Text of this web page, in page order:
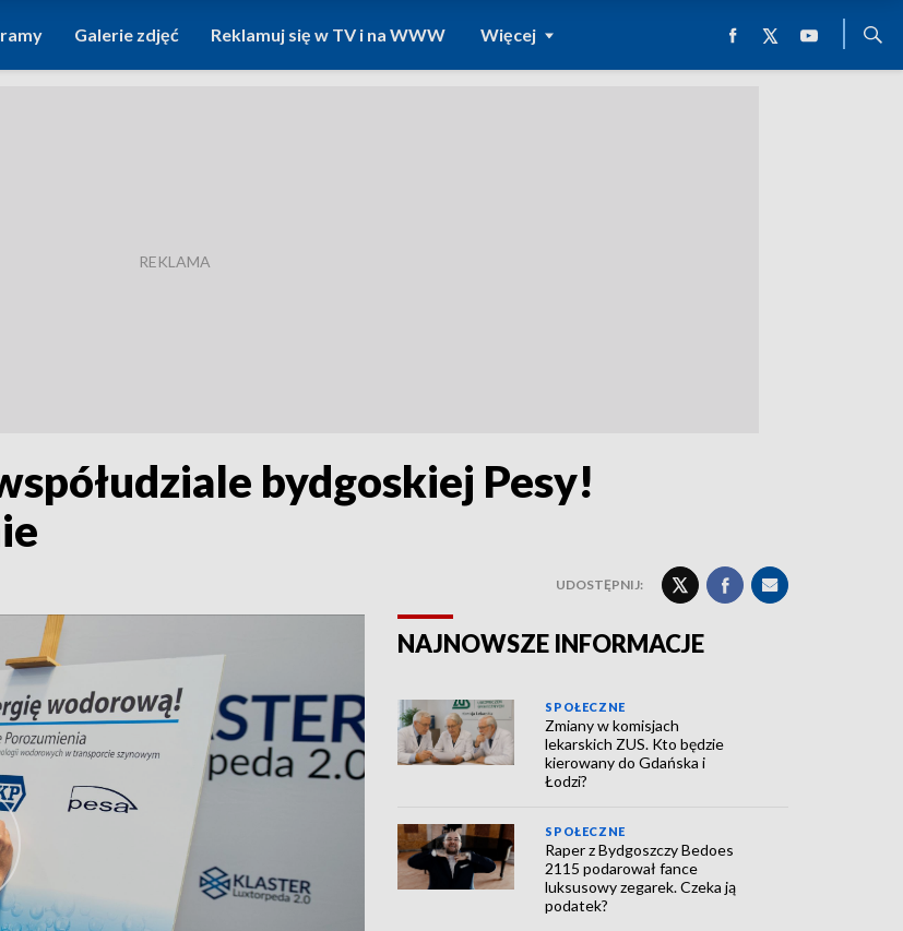
Galerie zdjęć Reklamuj się w TV i na WWW Więcej
bydgoskiej Pesy!
UDOSTĘPNIJ:
NAJNOWSZE INFORMACJE
SPOŁECZNE
Zmiany w komisjach
lekarskich ZUS. Kto będzie
kierowany do Gdańska i
Łodzi?
SPOŁECZNE
Raper z Bydgoszczy Bedoes
2115 podarował fance
luksusowy zegarek. Czeka ją
podatek?